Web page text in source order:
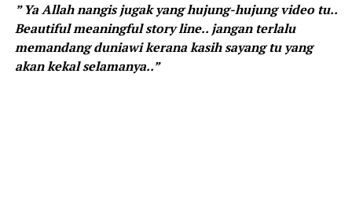
” Ya Allah nangis jugak yang hujung-hujung video tu..
Beautiful meaningful story line.. jangan terlalu
memandang duniawi kerana kasih sayang tu yang
akan kekal selamanya..”